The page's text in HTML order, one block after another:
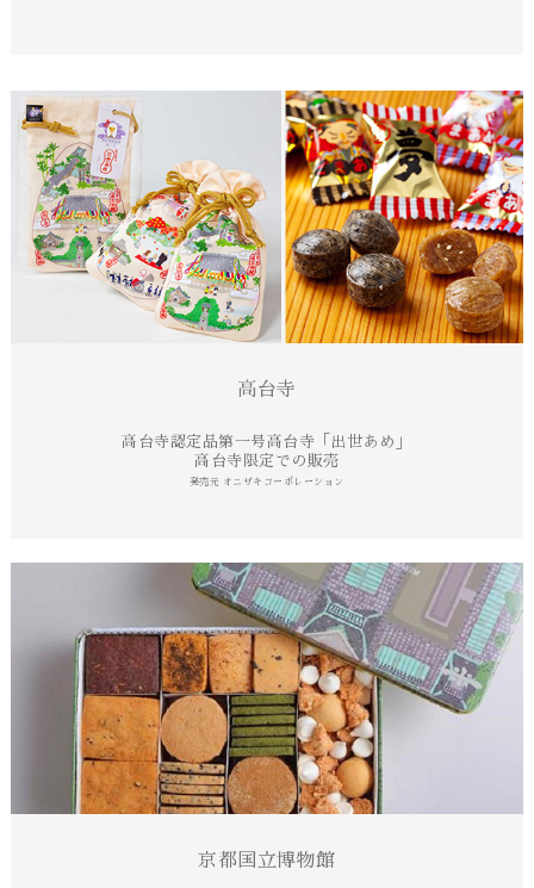
高台寺
高台寺認定品第一号高台寺「出世あめ」
高台寺限定での販売
発売元 オニザキコーポレーション
京都国立博物館